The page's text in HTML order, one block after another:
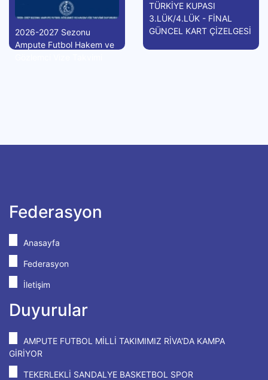
2026-2027 Sezonu
Ampute Futbol Hakem ve
TÜRKİYE KUPASI
3.LÜK/4.LÜK - FİNAL
GÜNCEL KART ÇİZELGESİ
Federasyon
Anasayfa
Federasyon
İletişim
Duyurular
AMPUTE FUTBOL MİLLİ TAKIMIMIZ RİVA'DA KAMPA
GİRİYOR
TEKERLEKLİ SANDALYE BASKETBOL SPOR